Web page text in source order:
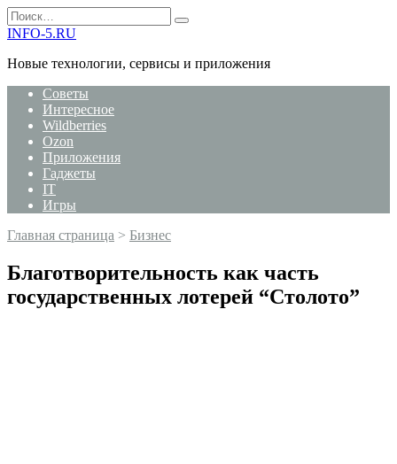
Перейти
к
Search
for:
INFO-5.RU
Новые технологии, сервисы и приложения
Советы
Интересное
Wildberries
Ozon
Приложения
Гаджеты
IT
Игры
Главная страница > Бизнес
Благотворительность как часть
государственных лотерей “Столото”